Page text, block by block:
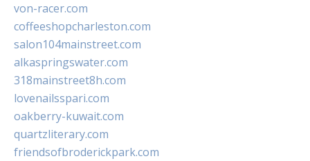
von-racer.com
coffeeshopcharleston.com
salon104mainstreet.com
alkaspringswater.com
318mainstreet8h.com
lovenailsspari.com
oakberry-kuwait.com
quartzliterary.com
friendsofbroderickpark.com